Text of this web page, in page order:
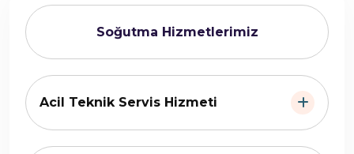
Soğutma Hizmetlerimiz
Acil Teknik Servis Hizmeti